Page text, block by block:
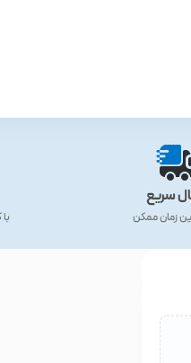
سریع
زمان ممکن